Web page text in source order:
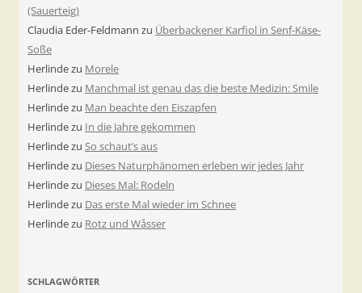
(Sauerteig)
Claudia Eder-Feldmann zu Überbackener Karfiol in Senf-Käse-
Soße
Herlindezu Morele
Herlindezu Manchmal ist genau das die beste Medizin: Smile
Herlindezu Man beachte den Eiszapfen
Herlindezu In die Jahre gekommen
Herlindezu So schaut’s aus
Herlindezu Dieses Naturphänomen erleben wir jedes Jahr
Herlindezu Dieses Mal: Rodeln
Herlindezu Das erste Mal wieder im Schnee
Herlindezu Rotz und Wåsser
SCHLAGWÖRTER